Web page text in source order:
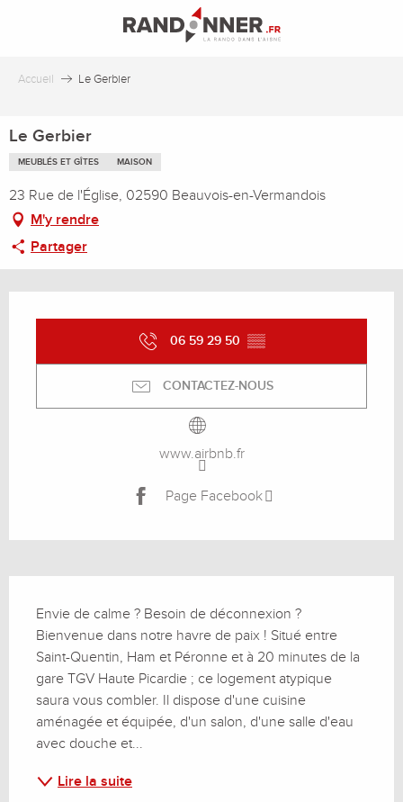
principal
Accueil Le Gerbier
Le Gerbier
MEUBLÉS ET GÎTES MAISON
23 Rue de l'Église, 02590 Beauvois-en-Vermandois
M'y rendre
Partager
06 59 29 50 ▒▒
CONTACTEZ-NOUS
www.airbnb.fr
Page Facebook
Envie de calme ? Besoin de déconnexion ?
Bienvenue dans notre havre de paix ! Situé entre
Saint-Quentin, Ham et Péronne et à 20 minutes de la
gare TGV Haute Picardie ; ce logement atypique
saura vous combler. Il dispose d'une cuisine
aménagée et équipée, d'un salon, d'une salle d'eau
avec douche et...
Lire la suite